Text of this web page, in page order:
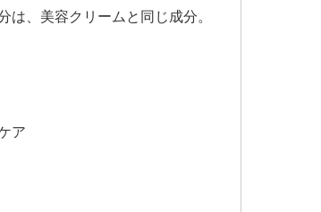
は、美容クリームと同じ成分。
ア